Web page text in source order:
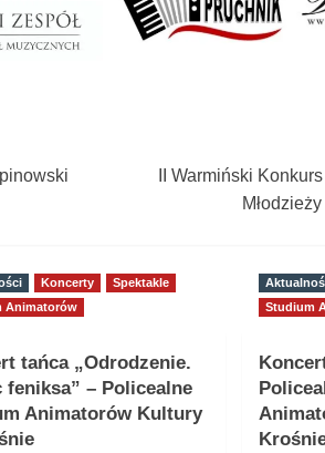
II Warmiński
Koncerty
Spektakle
Animatorów
tańca „Odrodzenie.
feniksa” – Policealne
Animatorów Kultury
Studium